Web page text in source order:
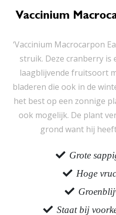
Vaccinium
‘Vaccinium Macrocarpon
struik. Deze cranberry is
laagblijvende fruitsoort
bladeren die ook in de
het best op een zonnige
ook mogelijk. De plant
grond want hij
Grote
Hoge
Staat bij